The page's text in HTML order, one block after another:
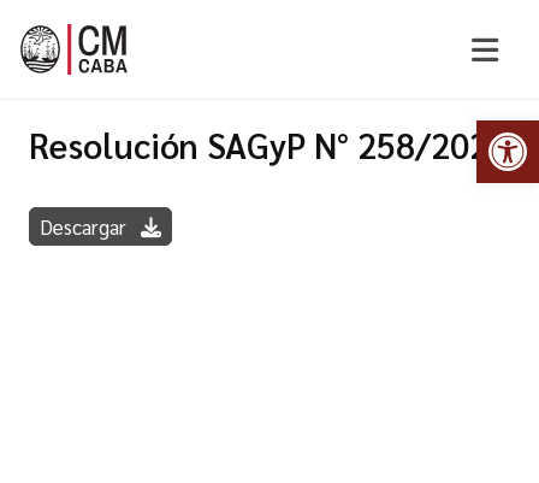
Resolución SAGyP N° 258/2020
Descargar